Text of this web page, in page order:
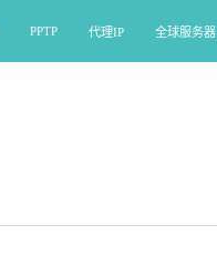
PPTP 代理IP 全球服务器